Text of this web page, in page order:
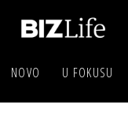
NOVO U FOKUSU